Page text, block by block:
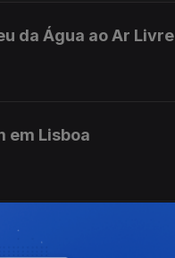
da Água ao Ar Livre
em Lisboa